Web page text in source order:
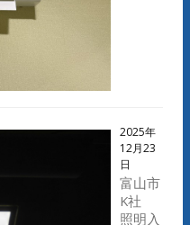
2025年
12月23
日
富山市
K社
照明入